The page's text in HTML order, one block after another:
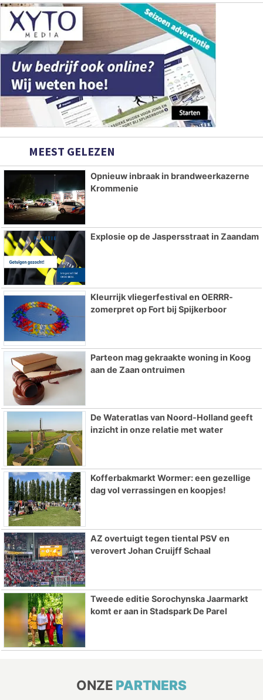
MEEST GELEZEN
Opnieuw inbraak in brandweerkazerne
Krommenie
Explosie op de Jaspersstraat in Zaandam
Kleurrijk vliegerfestival en OERRR-
zomerpret op Fort bij Spijkerboor
Parteon mag gekraakte woning in Koog
aan de Zaan ontruimen
De Wateratlas van Noord-Holland geeft
inzicht in onze relatie met water
Kofferbakmarkt Wormer: een gezellige
dag vol verrassingen en koopjes!
AZ overtuigt tegen tiental PSV en
verovert Johan Cruijff Schaal
Tweede editie Sorochynska Jaarmarkt
komt er aan in Stadspark De Parel
ONZE PARTNERS